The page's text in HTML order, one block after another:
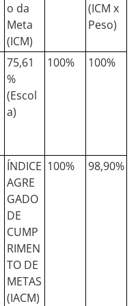
o da
Meta
(ICM)
(ICM x
Peso)
75,61
%
(Escol
a)
100% 100%
ÍNDICE
AGRE
GADO
DE
CUMP
RIMEN
TO DE
METAS
(IACM)
100% 98,90%